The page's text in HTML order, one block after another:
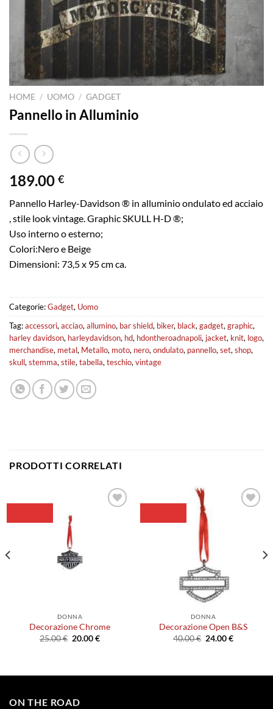
HOME / UOMO / GADGET
Pannello in Alluminio
189.00 €
Pannello Harley-Davidson ® in alluminio ondulato ed acciaio
, stile look vintage. Graphic SKULL H-D ®;
Uso interno o esterno;
Colori:Nero e Beige
Dimensioni: 73,5 x 95 cm ca.
Categorie:Gadget, Uomo
Tag:accessori, acciao, allumino, bar shield, biker, black, gadget, graphic,
harley davidson, harleydavidson, hd, hdontheroadnapoli, jacket, knit, logo,
merchandise, metal, Metallo, moto, nero, ondulato, pannello, set, shop,
skull, stemma, stile, tabella, teschio, vintage
PRODOTTI CORRELATI
DONNA
Decorazione Chrome
25.00€ Il
20.00€Il
DONNA
Decorazione Open B&S
40.00€ Il
24.00€Il
ON THE ROAD